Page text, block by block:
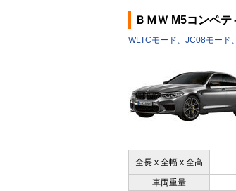
ＢＭＷ M5コンペ
WLTCモード、JC08モード
全長 x 全幅 x 全高
車両重量